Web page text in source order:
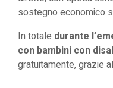
sostegno economico
In totale durante
con bambini con
gratuitamente, grazie